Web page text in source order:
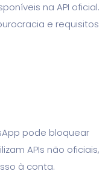
na API oficial.
e requisitos
pode bloquear
APIs não oficiais,
à conta.